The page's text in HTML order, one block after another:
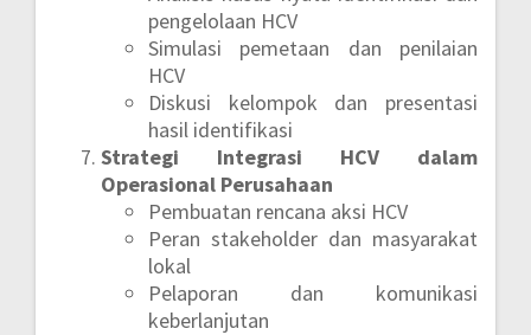
pengelolaan HCV
Simulasi pemetaan dan penilaian
HCV
Diskusi kelompok dan presentasi
hasil identifikasi
Strategi Integrasi HCV dalam
Operasional Perusahaan
Pembuatan rencana aksi HCV
Peran stakeholder dan masyarakat
lokal
Pelaporan dan komunikasi
keberlanjutan